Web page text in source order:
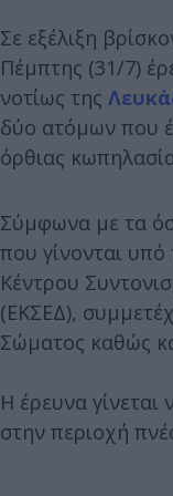
Σε εξέλιξη
Πέμπτης (31/7)
νοτίως της
δύο ατόμων που
όρθιας
Σύμφωνα με τα
που γίνονται υπό
Κέντρου
(ΕΚΣΕΔ),
Σώματος καθώς
Η έρευνα γίνεται
στην περιοχή